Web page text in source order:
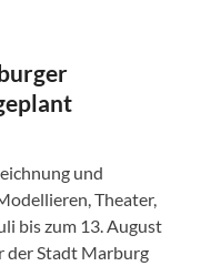
und
Theater,
bis zum 13. August
der Stadt Marburg